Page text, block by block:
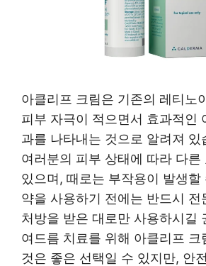
아클리프 크림은 기존의 레티노
피부 자극이 적으면서 효과적인
과를 나타내는 것으로 알려져 있
여러분의 피부 상태에 따라 다른
있으며, 때로는 부작용이 발생할
약을 사용하기 전에는 반드시 전
처방을 받은 대로만 사용하시길
여드름 치료를 위해 아클리프 크
것은 좋은 선택일 수 있지만, 안